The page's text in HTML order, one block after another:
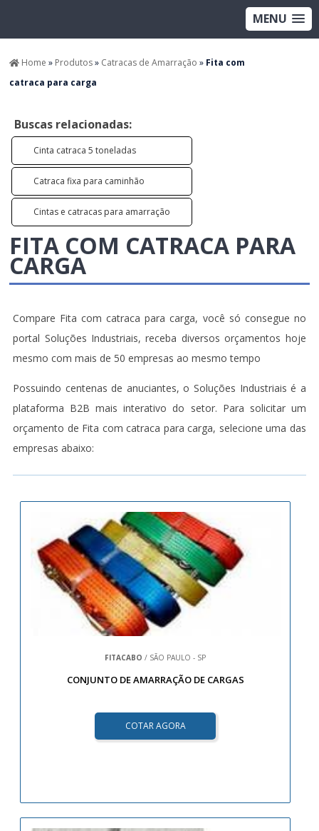
MENU
Home » Produtos» Catracas de Amarração » Fita com
catraca para carga
Buscas relacionadas:
Cinta catraca 5 toneladas
Catraca fixa para caminhão
Cintas e catracas para amarração
FITA COM CATRACA PARA
CARGA
Compare Fita com catraca para carga, você só consegue no
portal Soluções Industriais, receba diversos orçamentos hoje
mesmo com mais de 50 empresas ao mesmo tempo
Possuindo centenas de anuciantes, o Soluções Industriais é a
plataforma B2B mais interativo do setor. Para solicitar um
orçamento de Fita com catraca para carga, selecione uma das
empresas abaixo:
FITACABO / SÃO PAULO - SP
CONJUNTO DE AMARRAÇÃO DE CARGAS
COTAR AGORA